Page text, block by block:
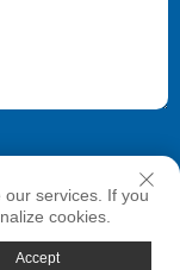
Alle Rechte
Sie
services. If you
cookies.
Accept